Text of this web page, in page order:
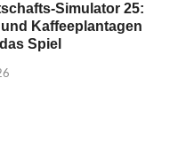
Simulator 25:
Kaffeeplantagen
Spiel